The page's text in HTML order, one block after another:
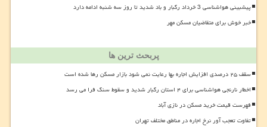
پیشبینی هواشناسی 3 خرداد رگبار و باد شدید تا روز سه شنبه ادامه دارد
خبر خوش برای متقاضیان مسکن مهر
پربحث ترین ها
سقف ۲۵ درصدی افزایش اجاره بها رعایت نمی شود بازار مسکن رها شده است
اخطار نارنجی هواشناسی برای ۴ استان رگبار شدید و سقوط سنگ فرا می رسد
فهرست قیمت خرید مسکن در نازی آباد
تفاوت تعجب آور نرخ اجاره در مناطق مختلف تهران